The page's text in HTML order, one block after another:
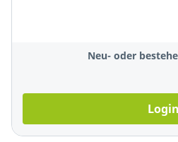
Neu- oder
Login